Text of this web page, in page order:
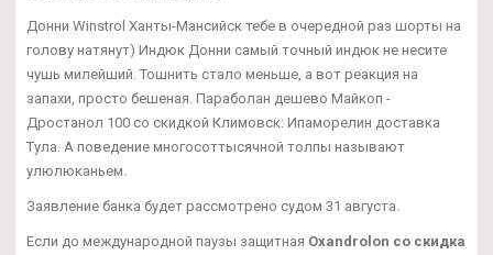
Донни Winstrol Ханты-Мансийск тебе в очередной раз шорты на
голову натянут) Индюк Донни самый точный индюк не несите
чушь милейший. Тошнить стало меньше, а вот реакция на
запахи, просто бешеная. Параболан дешево Майкоп -
Дростанол 100 со скидкой Климовск: Ипаморелин доставка
Тула. А поведение многосоттысячной толпы называют
улюлюканьем.
Заявление банка будет рассмотрено судом 31 августа.
Если до международной паузы защитная Oxandrolon со скидка